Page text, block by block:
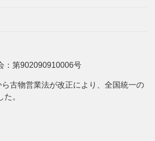
：第902090910006号
古物営業法が改正により、全国統一の
。